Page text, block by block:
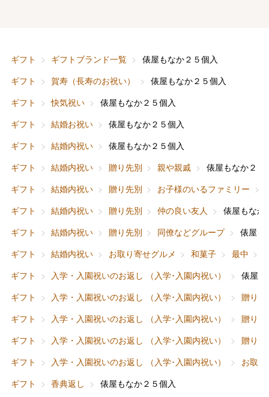
ギフト ギフトブランド一覧
俵屋もなか２５個入
ギフト
賀寿（長寿のお祝い）
俵屋もなか２５個入
ギフト
快気祝い
俵屋もなか２５個入
ギフト
結婚お祝い
俵屋もなか２５個入
ギフト
結婚内祝い
俵屋もなか２５個入
ギフト
結婚内祝い 贈り先別 親や親戚
俵屋もなか２５
ギフト
結婚内祝い 贈り先別 お子様のいるファミリー
ギフト
結婚内祝い 贈り先別 仲の良い友人
俵屋もなか
ギフト
結婚内祝い 贈り先別 同僚などグループ
俵屋も
ギフト
結婚内祝い お取り寄せグルメ 和菓子 最中
ギフト
入学・入園祝いのお返し （入学･入園内祝い）
俵屋
ギフト
入学・入園祝いのお返し （入学･入園内祝い）
贈り先
ギフト
入学・入園祝いのお返し （入学･入園内祝い）
贈り先
ギフト
入学・入園祝いのお返し （入学･入園内祝い）
贈り先
ギフト
入学・入園祝いのお返し （入学･入園内祝い）
お取
ギフト
香典返し
俵屋もなか２５個入